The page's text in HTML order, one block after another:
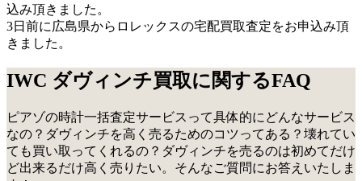
込み頂きました。
3日前に広島県からロレックスの宅配買取査定をお申込み頂
きました。
IWC ダヴィンチ買取に関するFAQ
ピアゾの時計一括査定サービスって具体的にどんなサービス
なの？ダヴィンチを高く売るためのコツってある？壊れてい
ても買い取ってくれるの？ダヴィンチを売るのは初めてだけ
ど出来るだけ高く売りたい。そんなご質問にお答えいたしま